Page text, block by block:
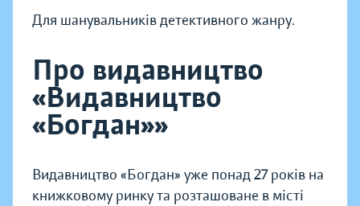
Для шанувальників детективного жанру.
Про видавництво
«Видавництво
«Богдан»»
Видавництво «Богдан» уже понад 27 років на
книжковому ринку та розташоване в місті